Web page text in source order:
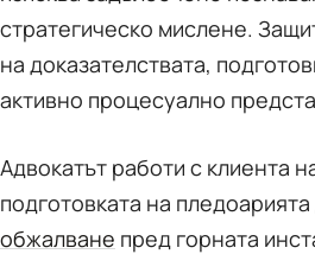
стратегическо мислене.
на доказателствата,
активно процесуално
Адвокатът работи с клиента
подготовката на
обжалване пред горната